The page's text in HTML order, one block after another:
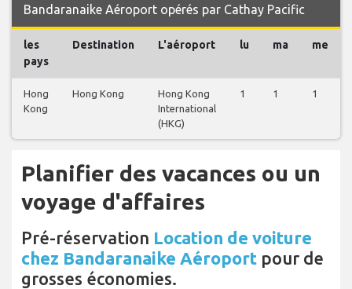
Bandaranaike Aéroport opérés par Cathay Pacific
les
pays
Destination L'aéroport lu ma me
Hong
Kong
Hong Kong
Hong Kong
International
(HKG)
1 1 1
Planifier des vacances ou un
voyage d'affaires
Pré-réservation Location de voiture
chez Bandaranaike Aéroport pour de
grosses économies.